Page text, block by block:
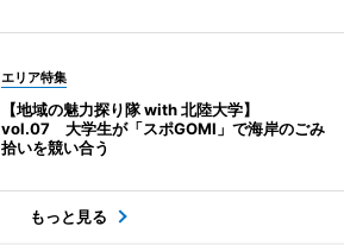
エリア特集
【地域の魅力探り隊 with 北陸大学】
vol.07 大学生が「スポGOMI」で海岸のごみ
拾いを競い合う
もっと見る